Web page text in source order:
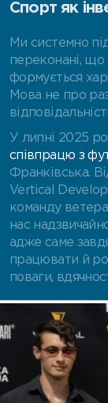
Спорт як
Ми системно
переконані, що
формується
Мова не про
У липні 2025
співпрацю з
Франківська.
Vertical
команду
нас
адже саме
працювати й
поваги,